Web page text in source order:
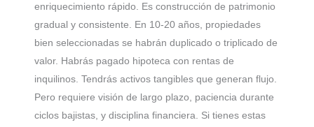
enriquecimiento rápido. Es construcción de patrimonio
gradual y consistente. En 10-20 años, propiedades
bien seleccionadas se habrán duplicado o triplicado de
valor. Habrás pagado hipoteca con rentas de
inquilinos. Tendrás activos tangibles que generan flujo.
Pero requiere visión de largo plazo, paciencia durante
ciclos bajistas, y disciplina financiera. Si tienes estas